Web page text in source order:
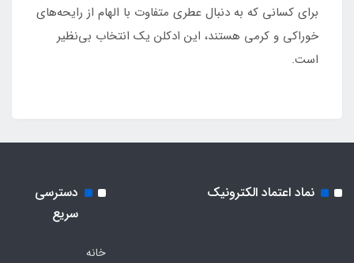
برای کسانی که به دنبال عطری متفاوت با الهام از رایحه‌های
خوراکی و کرمی هستند، این ادکلن یک انتخاب بی‌نظیر
است.
نماد اعتماد الکترونیک
دسترسی
سریع
خانه